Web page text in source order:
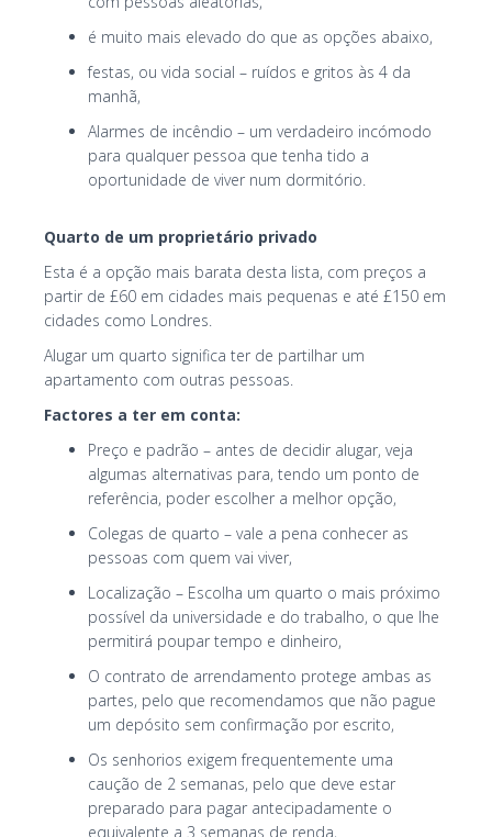
é muito mais elevado do que as opções abaixo,
festas, ou vida social – ruídos e gritos às 4 da
manhã,
Alarmes de incêndio – um verdadeiro incómodo
para qualquer pessoa que tenha tido a
oportunidade de viver num dormitório.
Quarto de um proprietário privado
Esta é a opção mais barata desta lista, com preços a
partir de £60 em cidades mais pequenas e até £150 em
cidades como Londres.
Alugar um quarto significa ter de partilhar um
apartamento com outras pessoas.
Factores a ter em conta:
Preço e padrão – antes de decidir alugar, veja
algumas alternativas para, tendo um ponto de
referência, poder escolher a melhor opção,
Colegas de quarto – vale a pena conhecer as
pessoas com quem vai viver,
Localização – Escolha um quarto o mais próximo
possível da universidade e do trabalho, o que lhe
permitirá poupar tempo e dinheiro,
O contrato de arrendamento protege ambas as
partes, pelo que recomendamos que não pague
um depósito sem confirmação por escrito,
Os senhorios exigem frequentemente uma
caução de 2 semanas, pelo que deve estar
preparado para pagar antecipadamente o
equivalente a 3 semanas de renda,